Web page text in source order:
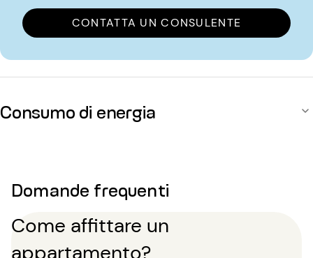
CONTATTA UN CONSULENTE
Consumo di energia
Domande frequenti
Come affittare un
appartamento?